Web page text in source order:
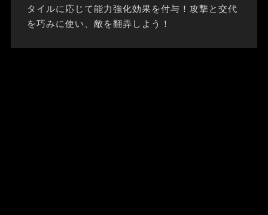
タイルに応じて能力強化効果を付与！攻撃と交代
を巧みに使い、敵を翻弄しよう！